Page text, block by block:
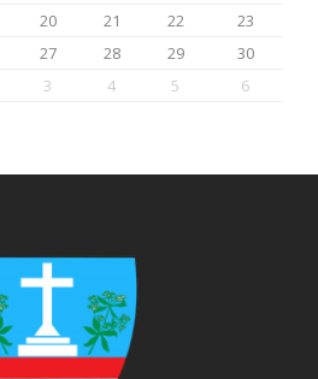
20 21 22
23
27 28 29
30
3 4 5 6